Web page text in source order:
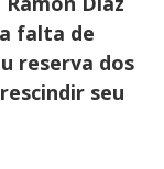
falta de
reserva dos
seu